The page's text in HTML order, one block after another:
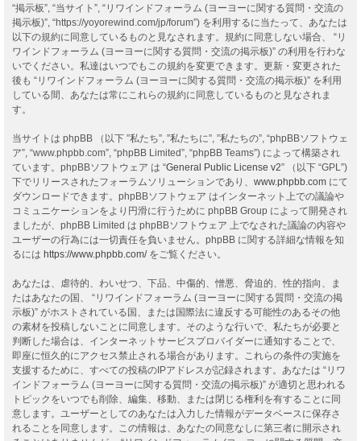
“掲示板”, “当サイト”, “リワインドフォーラム (ヨーヨーに関する質問・交流の
掲示板)”, “https://yoyorewind.com/jp/forum”) を利用するに当たって、あなたは
以下の規約に同意しているものと見なされます。規約に同意しない場合、 “リ
ワインドフォーラム (ヨーヨーに関する質問・交流の掲示板)” の利用を行わな
いでください。私達はいつでもこの規約を変更できます。更新・変更された
後も “リワインドフォーラム (ヨーヨーに関する質問・交流の掲示板)” を利用
している間、あなたは常にこれらの規約に同意しているものと見なされま
す。
当サイトは phpBB （以下 ”私たち”, ”私たちに”, ”私たちの”, “phpBBソフトウェ
ア”, “www.phpbb.com”, “phpBB Limited”, “phpBB Teams”) によって構築され
ています。phpBBソフトウェア は “General Public License v2” （以下 “GPL”)
下でリリースされたフォーラムソリューションであり、 www.phpbb.com にて
ダウンロードできます。phpBBソフトウェア はインターネット上での議論や
コミュニケーションをより円滑に行うために phpBB Group によって開発され
ましたが、phpBB Limited は phpBBソフトウェア 上でなされた議論の内容や
ユーザーの行為には一切責任を負いません。phpBB に関する詳細な情報を知
るには https://www.phpbb.com/をご覧ください。
あなたは、虐待的、わいせつ、下品、中傷的、憎悪、脅迫的、性的指向、ま
たはあなたの国、 “リワインドフォーラム (ヨーヨーに関する質問・交流の掲
示板)” がホストされている国、または国際法に違反する可能性のあるその他
の素材を投稿しないことに同意します。そのような行いで、私たちが必要と
判断した場合は、インターネットサービスプロバイダーに通知することで、
即座に恒久的にアクセス禁止される場合があります。これらの条件の実施を
支援するために、すべての投稿のIPアドレスが記録されます。あなたは “リワ
インドフォーラム (ヨーヨーに関する質問・交流の掲示板)” が適切と思われる
トピックをいつでも削除、編集、移動、または閉じる権利を有することに同
意します。ユーザーとしてのあなたは入力した情報がデータベースに保存さ
れることを同意します。この情報は、あなたの同意なしに第三者に開示され